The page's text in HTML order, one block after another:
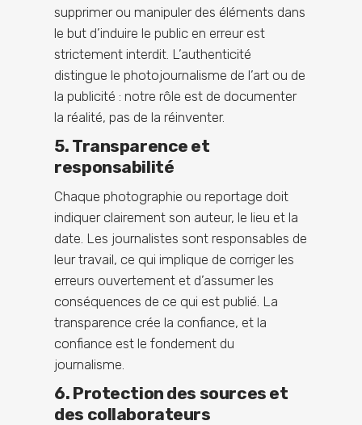
supprimer ou manipuler des éléments dans
le but d’induire le public en erreur est
strictement interdit. L’authenticité
distingue le photojournalisme de l’art ou de
la publicité : notre rôle est de documenter
la réalité, pas de la réinventer.
5. Transparence et
responsabilité
Chaque photographie ou reportage doit
indiquer clairement son auteur, le lieu et la
date. Les journalistes sont responsables de
leur travail, ce qui implique de corriger les
erreurs ouvertement et d’assumer les
conséquences de ce qui est publié. La
transparence crée la confiance, et la
confiance est le fondement du
journalisme.
6. Protection des sources et
des collaborateurs